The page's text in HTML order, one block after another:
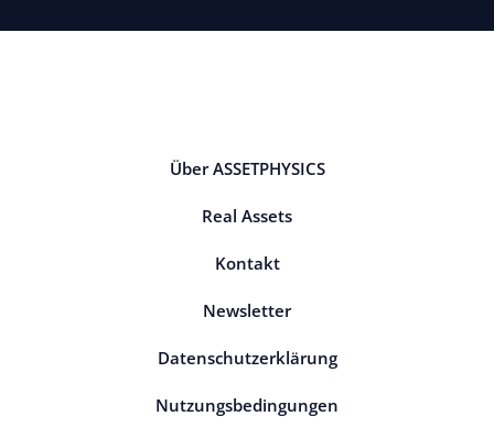
Über ASSETPHYSICS
Real Assets
Kontakt
Newsletter
Datenschutzerklärung
Nutzungsbedingungen